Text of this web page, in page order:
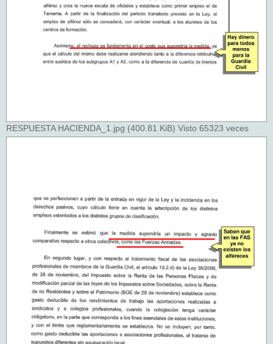
RESPUESTA HACIENDA_1.jpg (400.81 KiB) Visto 65323 veces